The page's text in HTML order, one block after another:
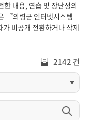
한 내용, 연습 및 장난성의
『의령군 인터넷시스템
비공개 전환하거나 삭제
2142 건